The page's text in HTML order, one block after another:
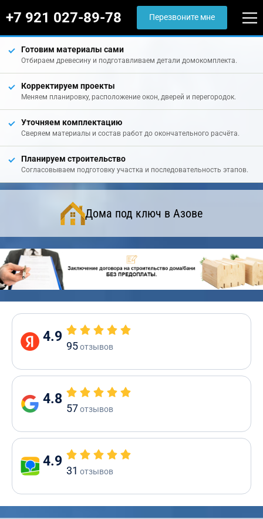
+7 921 027-89-78 Перезвоните мне
Готовим материалы сами
Отбираем древесину и подготавливаем детали домокомплекта.
Корректируем проекты
Меняем планировку, расположение окон, дверей и перегородок.
Уточняем комплектацию
Сверяем материалы и состав работ до окончательного расчёта.
Планируем строительство
Согласовываем подготовку участка и последовательность этапов.
Дома под ключ в Азове
4.9
95отзывов
4.8
57отзывов
4.9
31 отзывов